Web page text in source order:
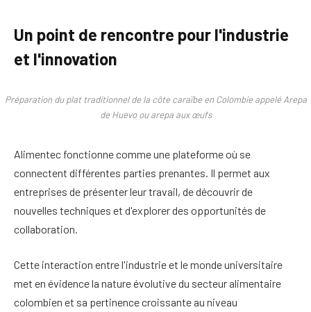
Un point de rencontre pour l'industrie
et l'innovation
Préparation du plat traditionnel de la côte caraïbe en Colombie appelé Arepa
de Huevo ou arepa aux œufs
Alimentec fonctionne comme une plateforme où se
connectent différentes parties prenantes. Il permet aux
entreprises de présenter leur travail, de découvrir de
nouvelles techniques et d'explorer des opportunités de
collaboration.
Cette interaction entre l'industrie et le monde universitaire
met en évidence la nature évolutive du secteur alimentaire
colombien et sa pertinence croissante au niveau